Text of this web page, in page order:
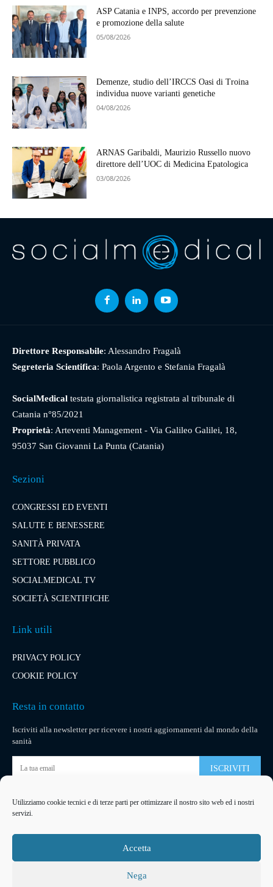
Utilizziamo cookie tecnici e di terze parti per ottimizzare il nostro sito web ed i nostri
servizi.
Accetta
Nega
ASP Catania e INPS, accordo per prevenzione
e promozione della salute
05/08/2026
Demenze, studio dell’IRCCS Oasi di Troina
individua nuove varianti genetiche
04/08/2026
ARNAS Garibaldi, Maurizio Russello nuovo
direttore dell’UOC di Medicina Epatologica
03/08/2026
Direttore Responsabile: Alessandro Fragalà
Segreteria Scientifica: Paola Argento e Stefania Fragalà
SocialMedical testata giornalistica registrata al tribunale di
Catania n°85/2021
Proprietà: Arteventi Management - Via Galileo Galilei, 18,
95037 San Giovanni La Punta (Catania)
Sezioni
CONGRESSI ED EVENTI
SALUTE E BENESSERE
SANITÀ PRIVATA
SETTORE PUBBLICO
SOCIALMEDICAL TV
SOCIETÀ SCIENTIFICHE
Link utili
PRIVACY POLICY
COOKIE POLICY
Resta in contatto
Iscriviti alla newsletter per ricevere i nostri aggiornamenti dal mondo della
sanità
ISCRIVITI
Pubblicità
La tua pubblicità